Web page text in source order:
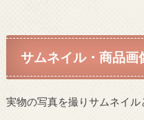
サムネイル・商品画
実物の写真を撮りサムネイル